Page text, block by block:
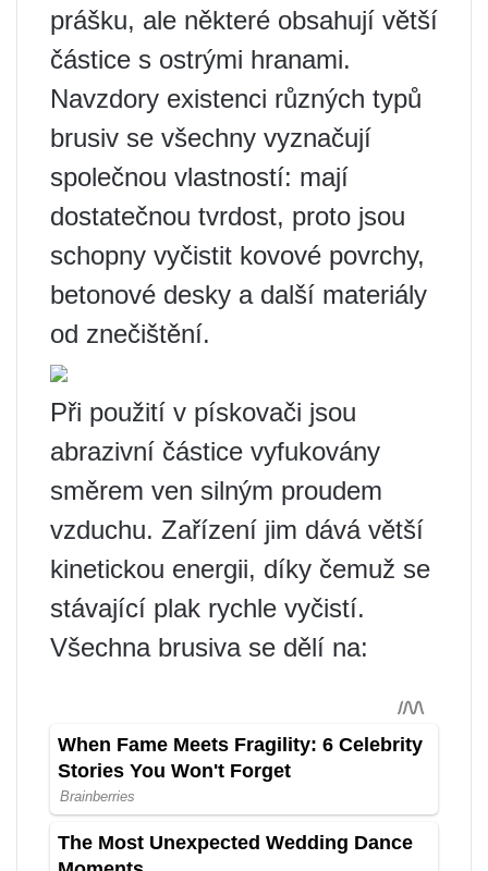
prášku, ale některé obsahují větší
částice s ostrými hranami.
Navzdory existenci různých typů
brusiv se všechny vyznačují
společnou vlastností: mají
dostatečnou tvrdost, proto jsou
schopny vyčistit kovové povrchy,
betonové desky a další materiály
od znečištění.
Při použití v pískovači jsou
abrazivní částice vyfukovány
směrem ven silným proudem
vzduchu. Zařízení jim dává větší
kinetickou energii, díky čemuž se
stávající plak rychle vyčistí.
Všechna brusiva se dělí na: